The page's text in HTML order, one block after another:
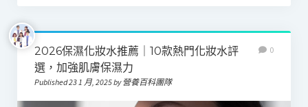
2026保濕化妝水推薦｜10款熱門化妝水評
選，加強肌膚保濕力
Published 23 1 月, 2025 by 營養百科團隊
0